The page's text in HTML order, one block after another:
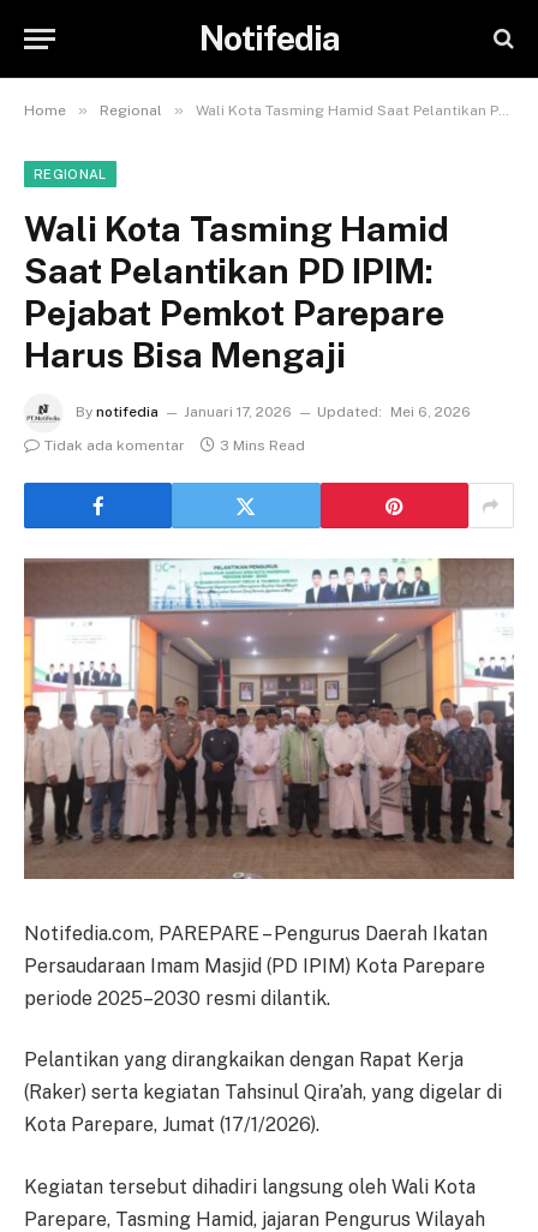
Notifedia
Home » Regional » Wali Kota Tasming Hamid Saat Pelantikan PD IPIM: Pejabat Pemkot Parepare Harus Bisa Mengaji
REGIONAL
Wali Kota Tasming Hamid
Saat Pelantikan PD IPIM:
Pejabat Pemkot Parepare
Harus Bisa Mengaji
By notifedia Januari 17, 2026 Updated:
Mei 6, 2026
Tidak ada komentar
3 Mins Read
Notifedia.com, PAREPARE – Pengurus Daerah Ikatan
Persaudaraan Imam Masjid (PD IPIM) Kota Parepare
periode 2025–2030 resmi dilantik.
Pelantikan yang dirangkaikan dengan Rapat Kerja
(Raker) serta kegiatan Tahsinul Qira’ah, yang digelar di
Kota Parepare, Jumat (17/1/2026).
Kegiatan tersebut dihadiri langsung oleh Wali Kota
Parepare, Tasming Hamid, jajaran Pengurus Wilayah